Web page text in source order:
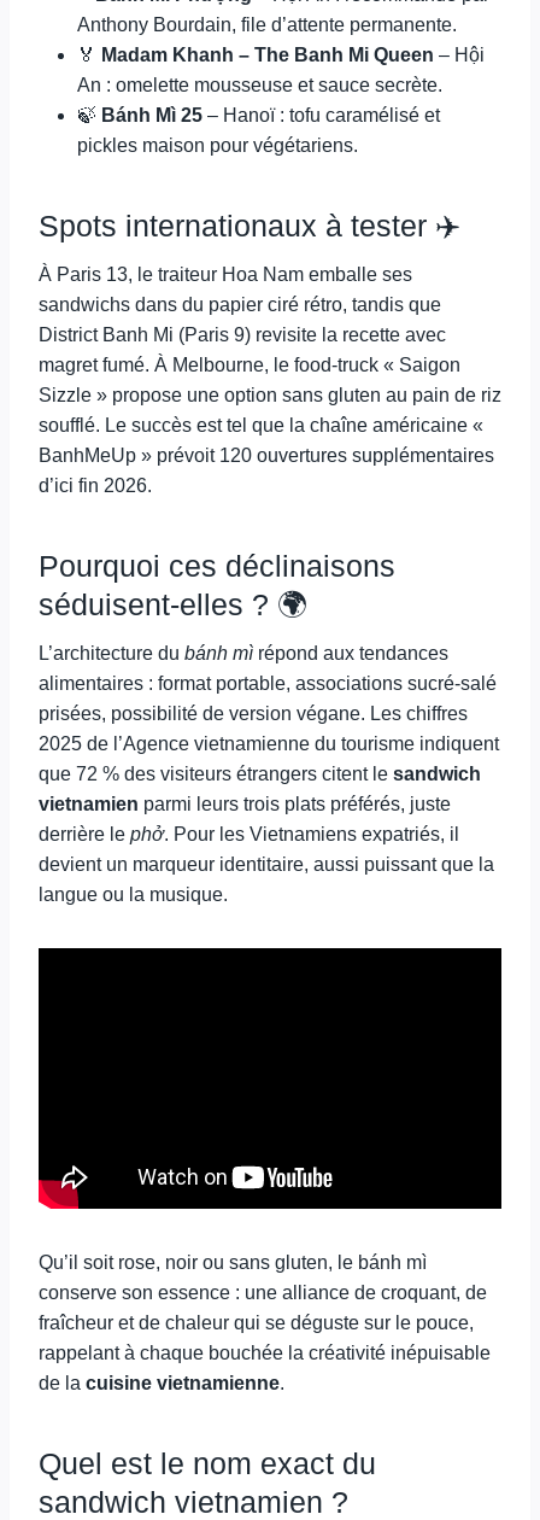
Anthony Bourdain, file d’attente permanente.
🏅
Madam Khanh – The Banh Mi Queen – Hội
An : omelette mousseuse et sauce secrète.
🍃 Bánh Mì 25 – Hanoï : tofu caramélisé et
pickles maison pour végétariens.
Spots internationaux à tester ✈️
À Paris 13, le traiteur Hoa Nam emballe ses
sandwichs dans du papier ciré rétro, tandis que
District Banh Mi (Paris 9) revisite la recette avec
magret fumé. À Melbourne, le food-truck « Saigon
Sizzle » propose une option sans gluten au pain de riz
soufflé. Le succès est tel que la chaîne américaine «
BanhMeUp » prévoit 120 ouvertures supplémentaires
d’ici fin 2026.
Pourquoi ces déclinaisons
séduisent-elles ? 🌍
L’architecture du bánh mì répond aux tendances
alimentaires : format portable, associations sucré-salé
prisées, possibilité de version végane. Les chiffres
2025 de l’Agence vietnamienne du tourisme indiquent
que 72 % des visiteurs étrangers citent le sandwich
vietnamien parmi leurs trois plats préférés, juste
derrière le phở. Pour les Vietnamiens expatriés, il
devient un marqueur identitaire, aussi puissant que la
langue ou la musique.
Qu’il soit rose, noir ou sans gluten, le bánh mì
conserve son essence : une alliance de croquant, de
fraîcheur et de chaleur qui se déguste sur le pouce,
rappelant à chaque bouchée la créativité inépuisable
de la cuisine vietnamienne.
Quel est le nom exact du
sandwich vietnamien ?